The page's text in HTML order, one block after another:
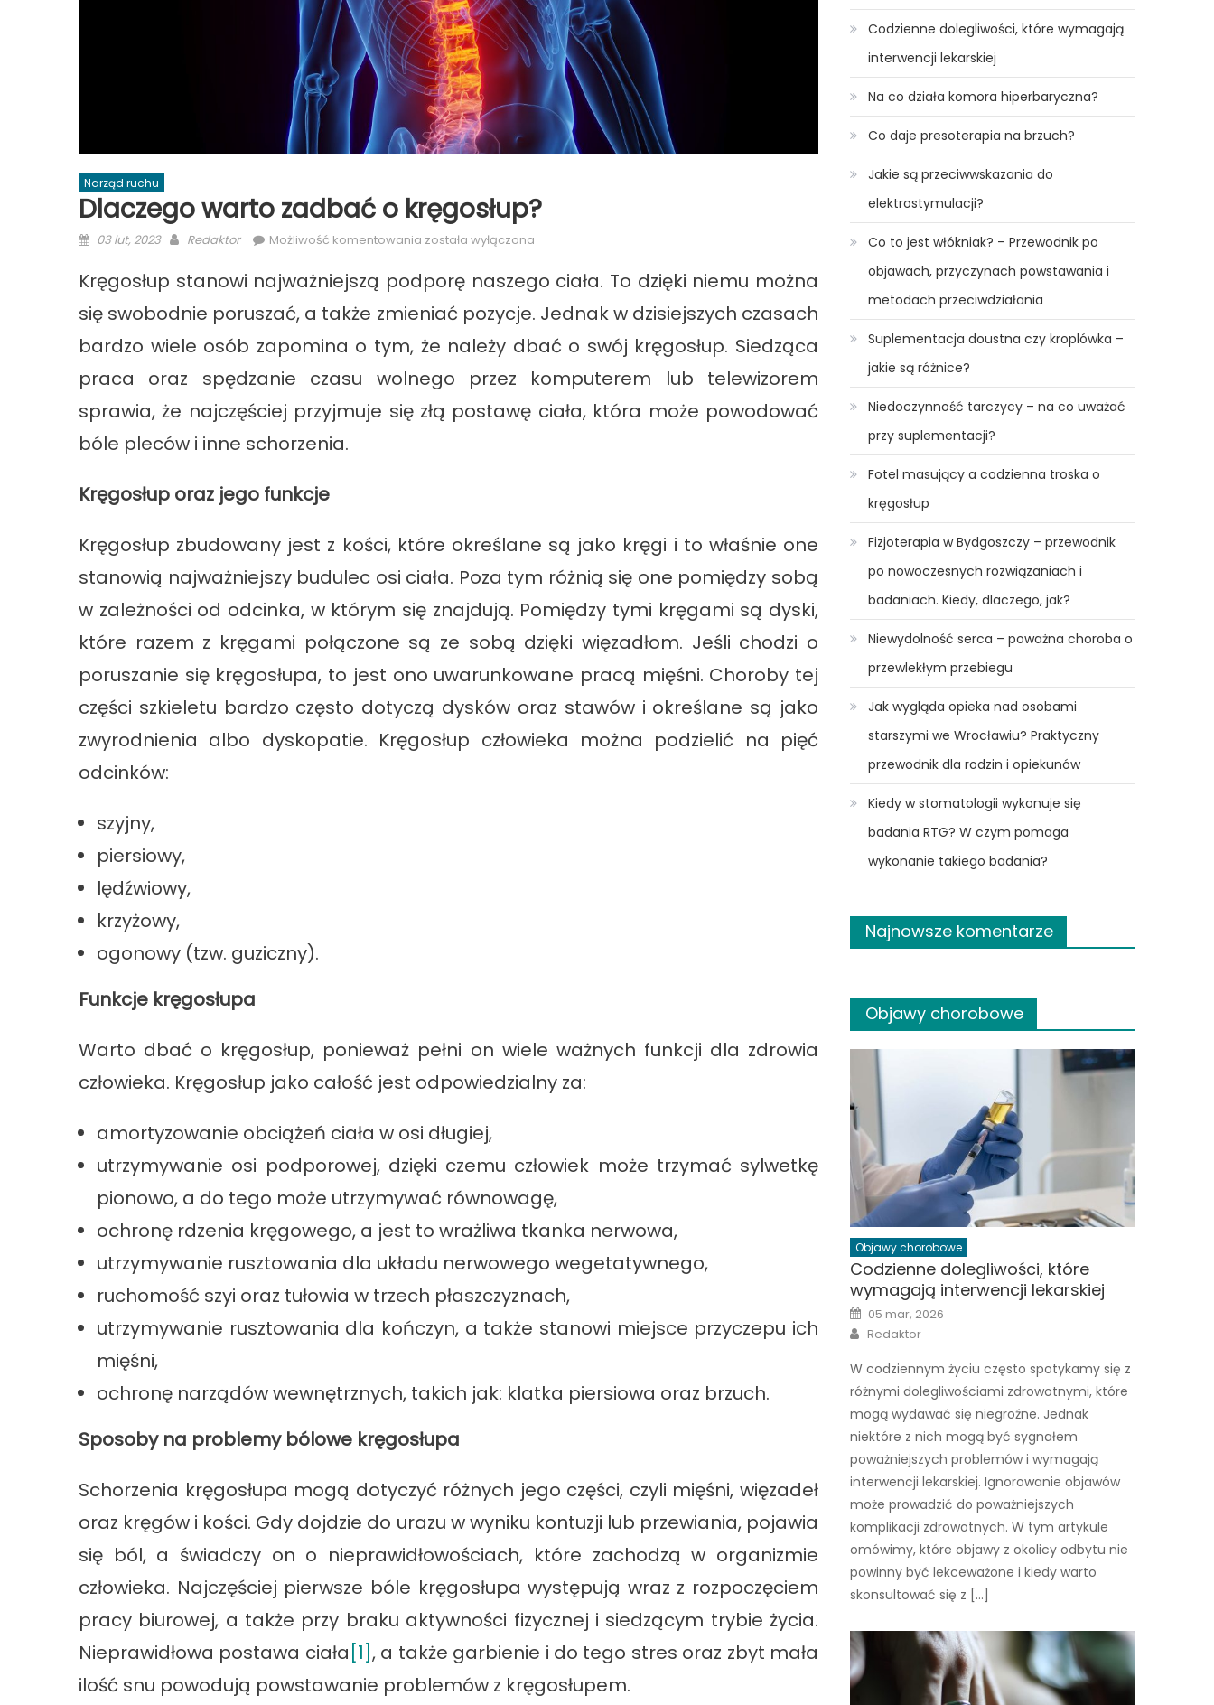
Narząd ruchu
Dlaczego warto zadbać o kręgosłup?
Posted
03 lut, 2023 Author
Redaktor Możliwość komentowania Dlaczego
zadbać
kręgosłup?
została wyłączona
Kręgosłup stanowi najważniejszą podporę naszego ciała. To dzięki niemu można
się swobodnie poruszać, a także zmieniać pozycje. Jednak w dzisiejszych czasach
bardzo wiele osób zapomina o tym, że należy dbać o swój kręgosłup. Siedząca
praca oraz spędzanie czasu wolnego przez komputerem lub telewizorem
sprawia, że najczęściej przyjmuje się złą postawę ciała, która może powodować
bóle pleców i inne schorzenia.
Kręgosłup oraz jego funkcje
Kręgosłup zbudowany jest z kości, które określane są jako kręgi i to właśnie one
stanowią najważniejszy budulec osi ciała. Poza tym różnią się one pomiędzy sobą
w zależności od odcinka, w którym się znajdują. Pomiędzy tymi kręgami są dyski,
które razem z kręgami połączone są ze sobą dzięki więzadłom. Jeśli chodzi o
poruszanie się kręgosłupa, to jest ono uwarunkowane pracą mięśni. Choroby tej
części szkieletu bardzo często dotyczą dysków oraz stawów i określane są jako
zwyrodnienia albo dyskopatie. Kręgosłup człowieka można podzielić na pięć
odcinków:
szyjny,
piersiowy,
lędźwiowy,
krzyżowy,
ogonowy (tzw. guziczny).
Funkcje kręgosłupa
Warto dbać o kręgosłup, ponieważ pełni on wiele ważnych funkcji dla zdrowia
człowieka. Kręgosłup jako całość jest odpowiedzialny za:
amortyzowanie obciążeń ciała w osi długiej,
utrzymywanie osi podporowej, dzięki czemu człowiek może trzymać sylwetkę
pionowo, a do tego może utrzymywać równowagę,
ochronę rdzenia kręgowego, a jest to wrażliwa tkanka nerwowa,
utrzymywanie rusztowania dla układu nerwowego wegetatywnego,
ruchomość szyi oraz tułowia w trzech płaszczyznach,
utrzymywanie rusztowania dla kończyn, a także stanowi miejsce przyczepu ich
mięśni,
ochronę narządów wewnętrznych, takich jak: klatka piersiowa oraz brzuch.
Sposoby na problemy bólowe kręgosłupa
Schorzenia kręgosłupa mogą dotyczyć różnych jego części, czyli mięśni, więzadeł
oraz kręgów i kości. Gdy dojdzie do urazu w wyniku kontuzji lub przewiania, pojawia
się ból, a świadczy on o nieprawidłowościach, które zachodzą w organizmie
człowieka. Najczęściej pierwsze bóle kręgosłupa występują wraz z rozpoczęciem
pracy biurowej, a także przy braku aktywności fizycznej i siedzącym trybie życia.
Nieprawidłowa postawa ciała [1] , a także garbienie i do tego stres oraz zbyt mała
ilość snu powodują powstawanie problemów z kręgosłupem.
Codzienne dolegliwości, które wymagają
interwencji lekarskiej
Na co działa komora hiperbaryczna?
Co daje presoterapia na brzuch?
Jakie są przeciwwskazania do
elektrostymulacji?
Co to jest włókniak? – Przewodnik po
objawach, przyczynach powstawania i
metodach przeciwdziałania
Suplementacja doustna czy kroplówka –
jakie są różnice?
Niedoczynność tarczycy – na co uważać
przy suplementacji?
Fotel masujący a codzienna troska o
kręgosłup
Fizjoterapia w Bydgoszczy – przewodnik
po nowoczesnych rozwiązaniach i
badaniach. Kiedy, dlaczego, jak?
Niewydolność serca – poważna choroba o
przewlekłym przebiegu
Jak wygląda opieka nad osobami
starszymi we Wrocławiu? Praktyczny
przewodnik dla rodzin i opiekunów
Kiedy w stomatologii wykonuje się
badania RTG? W czym pomaga
wykonanie takiego badania?
Najnowsze komentarze
Objawy chorobowe
Objawy chorobowe
Codzienne dolegliwości, które
wymagają interwencji lekarskiej
Posted
on
05 mar, 2026
Author
Redaktor
W codziennym życiu często spotykamy się z
różnymi dolegliwościami zdrowotnymi, które
mogą wydawać się niegroźne. Jednak
niektóre z nich mogą być sygnałem
poważniejszych problemów i wymagają
interwencji lekarskiej. Ignorowanie objawów
może prowadzić do poważniejszych
komplikacji zdrowotnych. W tym artykule
omówimy, które objawy z okolicy odbytu nie
powinny być lekceważone i kiedy warto
skonsultować się z […]